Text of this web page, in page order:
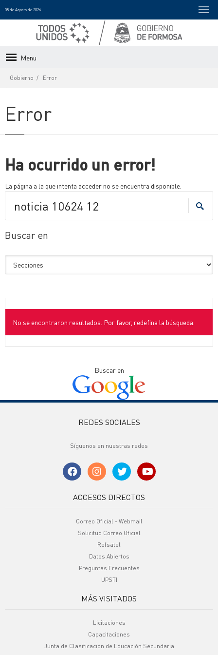
08 de Agosto de 2026
Menu
Gobierno Error
Error
Ha ocurrido un error!
La página a la que intenta acceder no se encuentra disponible.
Buscar en
No se encontraron resultados. Por favor, redefina la búsqueda.
Buscar en
REDES SOCIALES
Síguenos en nuestras redes
ACCESOS DIRECTOS
Correo Oficial - Webmail
Solicitud Correo Oficial
Refsatel
Datos Abiertos
Preguntas Frecuentes
UPSTI
MÁS VISITADOS
Licitaciones
Capacitaciones
Junta de Clasificación de Educación Secundaria